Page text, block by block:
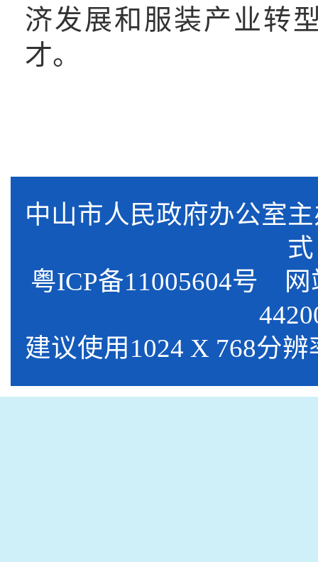
济发展和服装产业转
才。
中山市人民政府办公
式
粤ICP备11005604号 网
建议使用1024 X 768分